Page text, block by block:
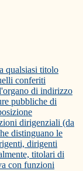
qualsiasi titolo
conferiti
di indirizzo
pubbliche di
dirigenziali (da
distinguano le
dirigenti
titolari di
con funzioni